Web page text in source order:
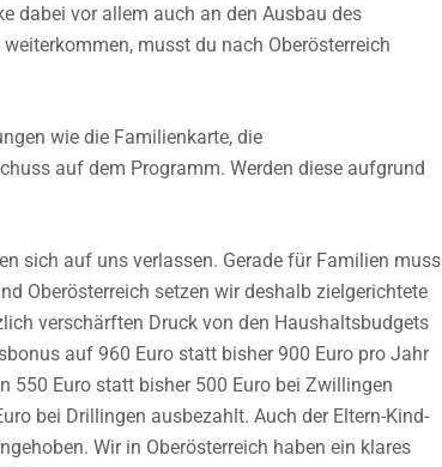
dabei vor allem auch an den Ausbau des
musst du nach Oberösterreich
wie die Familienkarte, die
auf dem Programm. Werden diese aufgrund
sich auf uns verlassen. Gerade für Familien muss
Oberösterreich setzen wir deshalb zielgerichtete
verschärften Druck von den Haushaltsbudgets
auf 960 Euro statt bisher 900 Euro pro Jahr
550 Euro statt bisher 500 Euro bei Zwillingen
bei Drillingen ausbezahlt. Auch der Eltern-Kind-
Wir in Oberösterreich haben ein klares